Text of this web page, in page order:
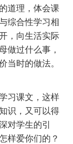
道理，体会课
综合性学习相
，向生活实际
做过什么事，
当时的做法。
习课文，这样
识，又可以得
对学生的引
样爱你们的？